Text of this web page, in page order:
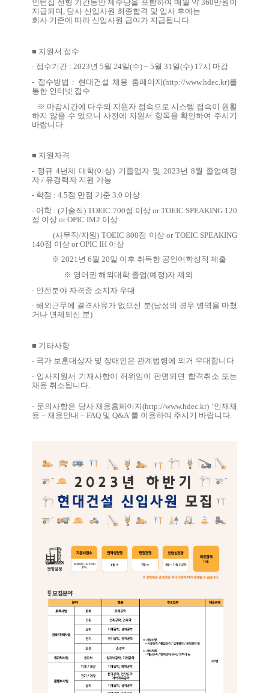
인턴십 전형 기간동안 제수당을 포함하여 매월 약 360만원이
지급되며 , 당사 신입사원 최종합격 및 입사 후에는
회사 기준에 따라 신입사원 급여가 지급됩니다.
■ 지원서 접수
- 접수기간 : 2023년 5월 24일(수) ~ 5월 31일(수) 17시 마감
- 접수방법 : 현대건설 채용 홈페이지(http://www.hdec.kr)를
통한 인터넷 접수
※ 마감시간에 다수의 지원자 접속으로 시스템 접속이 원활
하지 않을 수 있으니 사전에 지원서 항목을 확인하여 주시기
바랍니다
■ 지원자격
- 정규4년제 대학(이상) 기졸업자 및 2023년 8월 졸업예정
자 / 유경력자 지원 가능
- 학점 : 4.5점 만점 기준 3.0 이상
- 어학 : (기술직) TOEIC 700점 이상 or TOEIC SPEAKING 120
점 이상 or OPIC IM2 이상
(사무직/지원) TOEIC 800점 이상 or TOEIC SPEAKING
140점 이상 or OPIC IH 이상
※ 2021년 6월 20일 이후 취득한 공인어학성적 제출
※ 영어권 해외대학 졸업(예정)자 제외
- 안전분야 자격증 소지자 우대
-해외근무에 결격사유가 없으신 분(남성의 경우 병역을 마쳤
거나 면제되신 분)
■ 기타사항
- 국가 보훈대상자 및 장애인은 관계법령에 의거 우대합니다.
- 입사지원서 기재사항이 허위임이 판명되면 합격취소 또는
채용 취소됩니다
- 문의사항은 당사 채용홈페이지(http://www.hdec.kr) ‘인재채
용 – 채용안내 – FAQ 및 Q&A’를 이용하여 주시기 바랍니다